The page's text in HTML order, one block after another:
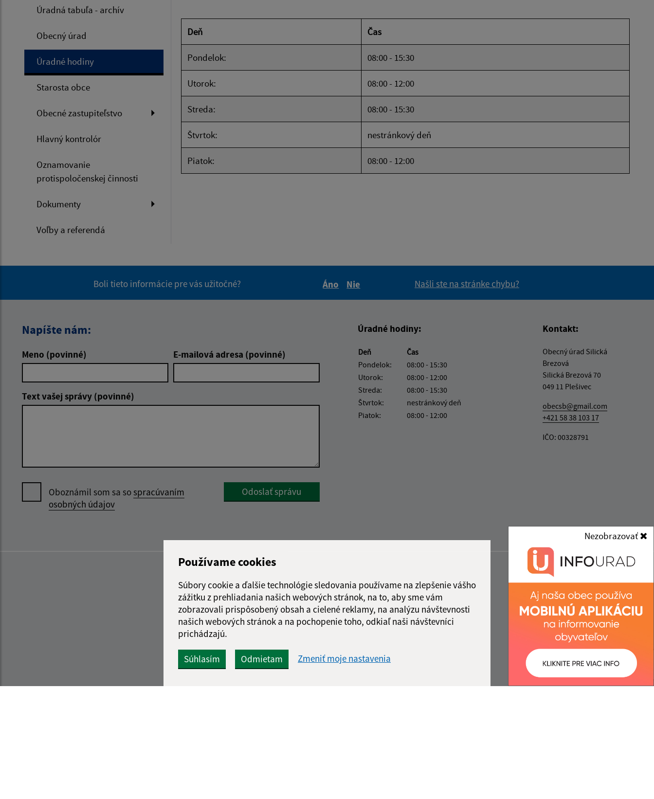
Používame cookies
Súbory cookie a ďalšie technológie sledovania používame na zlepšenie vášho
zážitku z prehliadania našich webových stránok, na to, aby sme vám
zobrazovali prispôsobený obsah a cielené reklamy, na analýzu návštevnosti
našich webových stránok a na pochopenie toho, odkiaľ naši návštevníci
prichádzajú.
Súhlasím Odmietam Zmeniť moje nastavenia
Nezobrazovať
Úradná tabuľa - archív
Obecný úrad
Úradné hodiny
Starosta obce
Obecné zastupiteľstvo
Hlavný kontrolór
Oznamovanie
protispoločenskej činnosti
Dokumenty
Voľby a referendá
Deň Čas
Pondelok: 08:00 - 15:30
Utorok: 08:00 - 12:00
Streda: 08:00 - 15:30
Štvrtok: nestránkový deň
Piatok: 08:00 - 12:00
Boli tieto informácie pre vás užitočné?
Áno
Nie
Našli ste na stránke chybu?
Napíšte nám:
Meno (povinné) E-mailová adresa (povinné)
Text vašej správy (povinné)
Oboznámil som sa sospracúvaním
osobných údajov
Google reCaptcha Response
Odoslať správu
Úradné hodiny:
Deň
Čas
Pondelok:
08:00 - 15:30
Utorok:
08:00 - 12:00
Streda:
08:00 - 15:30
Štvrtok:
nestránkový deň
Piatok:
08:00 - 12:00
Kontakt:
Obecný úrad Silická
Brezová
Silická Brezová 70
049 11 Plešivec
obecsb@gmail.com
+421 58 38 103 17
IČO: 00328791